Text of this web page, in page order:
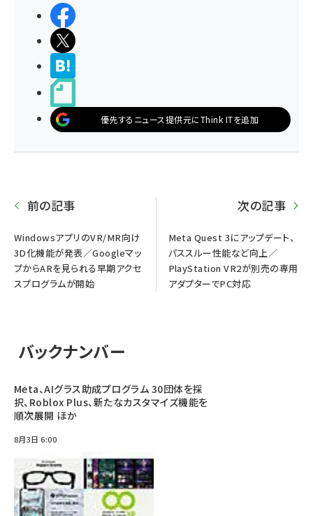
優先するニュース提供元にThink ITを追加
前の記事
WindowsアプリのVR/MR向け
3D化機能が発表／Googleマッ
プからARを見られる早期アクセ
スプログラムが開始
次の記事
Meta Quest 3にアップデート、
パススルー性能など向上／
PlayStation VR2が別売の専用
アダプターでPC対応
バックナンバー
Meta、AIグラス助成プログラム 30団体を採
択、Roblox Plus、新たなカスタマイズ機能を
順次展開 ほか
8月3日 6:00